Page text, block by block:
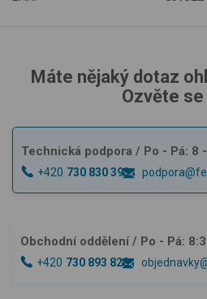
Máte nějaký dotaz
Ozvěte se
Technická podpora / Po - Pá: 8
+420 730 830 393
Obchodní oddělení / Po - Pá:
+420 730 893 828